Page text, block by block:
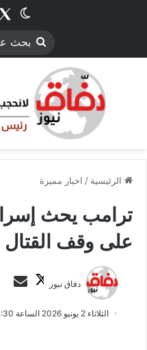
بحث
الرئيسية / اخبار مميزة
ترامب يحث
على وقف القتال
دفاق نيوز
ت
ب
س
الثلاثاء 2 يونيو 2026 الساعة 2:30 ص